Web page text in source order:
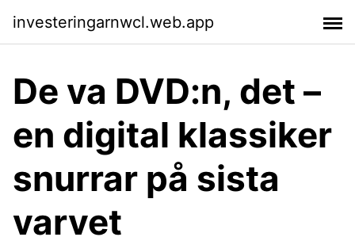
investeringarnwcl.web.app
De va DVD:n, det –
en digital klassiker
snurrar på sista
varvet